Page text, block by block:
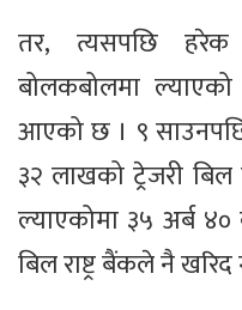
तर, त्यसपछि
बोलकबोलमा
आएको छ । ९ साउनपछि
३२ लाखको ट्रेजरी
ल्याएकोमा ३५ अर्ब
बिल राष्ट्र बैंकले नै खरिद